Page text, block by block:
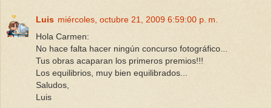
Luis miércoles, octubre 21, 2009 6:59:00 p. m.
Hola Carmen:
No hace falta hacer ningún concurso fotográfico...
Tus obras acaparan los primeros premios!!!
Los equilibrios, muy bien equilibrados...
Saludos,
Luis